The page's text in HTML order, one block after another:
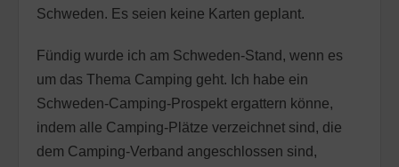
Schweden. Es seien keine Karten geplant.
Fündig wurde ich am Schweden-Stand, wenn es
um das Thema Camping geht. Ich habe ein
Schweden-Camping-Prospekt ergattern könne,
indem alle Camping-Plätze verzeichnet sind, die
dem Camping-Verband angeschlossen sind,